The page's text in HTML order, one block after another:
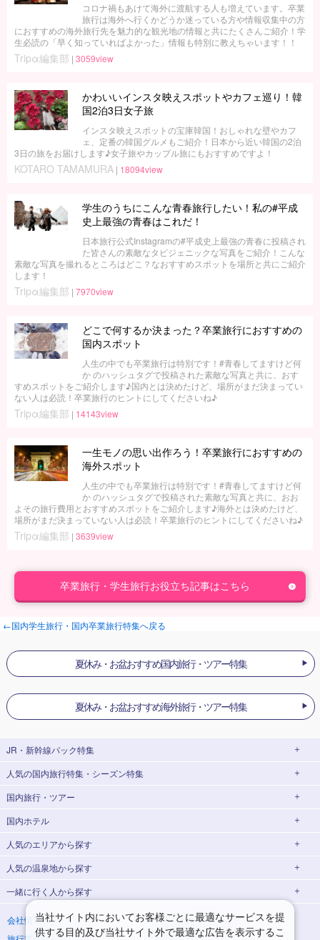
コロナ禍もあけて海外に渡航する人も増えています。卒業
旅行は海外へ行くかどうか迷っている方や情報収集中の方
におすすめの海外旅行先を魅力的な観光地の情報と共にたくさんご紹介！学
生必読の「早く知っていればよかった」情報も特別に教えちゃいます！！
Tripα編集部 | 3059view
かわいいインスタ映えスポットやカフェ巡り！韓
国2泊3日女子旅
インスタ映えスポットの宝庫韓国！おしゃれな壁やカフ
ェ、定番の韓国グルメもご紹介！日本から近い韓国の2泊
3日の旅をお届けします♪女子旅やカップル旅にもおすすめですよ！
KOTARO TAMAMURA | 18094view
学生のうちにこんな青春旅行したい！私の#平成
史上最強の青春はこれだ！
日本旅行公式Instagramの#平成史上最強の青春に投稿され
た皆さんの素敵なタビジェニックな写真をご紹介！こんな
素敵な写真を撮れるところはどこ？なおすすめスポットを場所と共にご紹介
します！
Tripα編集部 | 7970view
どこで何するか決まった？卒業旅行におすすめの
国内スポット
人生の中でも卒業旅行は特別です！#青春してますけど何
か のハッシュタグで投稿された素敵な写真と共に、おす
すめスポットをご紹介します♪国内とは決めたけど、場所がまだ決まってい
ない人は必読！卒業旅行のヒントにしてくださいね♪
Tripα編集部 | 14143view
一生モノの思い出作ろう！卒業旅行におすすめの
海外スポット
人生の中でも卒業旅行は特別です！#青春してますけど何
か のハッシュタグで投稿された素敵な写真と共に、おお
よその旅行費用とおすすめスポットをご紹介します♪海外とは決めたけど、
場所がまだ決まっていない人は必読！卒業旅行のヒントにしてくださいね♪
Tripα編集部 | 3639view
卒業旅行・学生旅行お役立ち記事はこちら
←国内学生旅行・国内卒業旅行特集へ戻る
夏休み・お盆おすすめ国内旅行・ツアー特集
夏休み・お盆おすすめ海外旅行・ツアー特集
JR・新幹線パック特集
JR・新幹線＋ホテルパック
出張パック
人気の国内旅行特集・シーズン特集
東京ディズニーリゾート®への旅
ユニバーサル・スタジオ・ジャパン(USJ)
夏休み・お盆休み旅行 シルバーウィーク旅行
冬休み旅行 紅葉旅行
国内旅行・ツアー
北海道旅行・ツアー
東北旅行・ツアー
青森旅行・ツアー
宮城旅行・ツアー
山形旅行・ツアー 福島旅行・ツアー
国内ホテル
北海道ホテル・旅館
青森ホテル・旅館 岩手ホテル・旅館
人気のエリアから探す
函館旅行
人気の温泉地から探す
北海道
湯の川温泉(北海道) 定山渓温泉(北海道)
一緒に行く人から探す
一人旅 国内版 家族・子連れ旅行 国内版
会社情報
プライバシーポリシー
当社サイト内においてお客様ごとに最適なサービスを提
供する目的及び当社サイト外で最適な広告を表示するこ